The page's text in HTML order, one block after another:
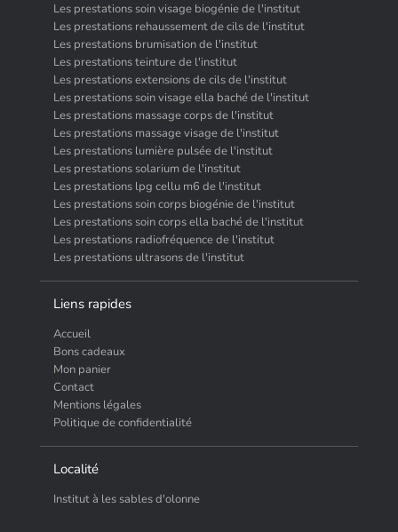
Les prestations soin visage biogénie de l'institut
Les prestations rehaussement de cils de l'institut
Les prestations brumisation de l'institut
Les prestations teinture de l'institut
Les prestations extensions de cils de l'institut
Les prestations soin visage ella baché de l'institut
Les prestations massage corps de l'institut
Les prestations massage visage de l'institut
Les prestations lumière pulsée de l'institut
Les prestations solarium de l'institut
Les prestations lpg cellu m6 de l'institut
Les prestations soin corps biogénie de l'institut
Les prestations soin corps ella baché de l'institut
Les prestations radiofréquence de l'institut
Les prestations ultrasons de l'institut
Liens rapides
Accueil
Bons cadeaux
Mon panier
Contact
Mentions légales
Politique de confidentialité
Localité
Institut à les sables d'olonne